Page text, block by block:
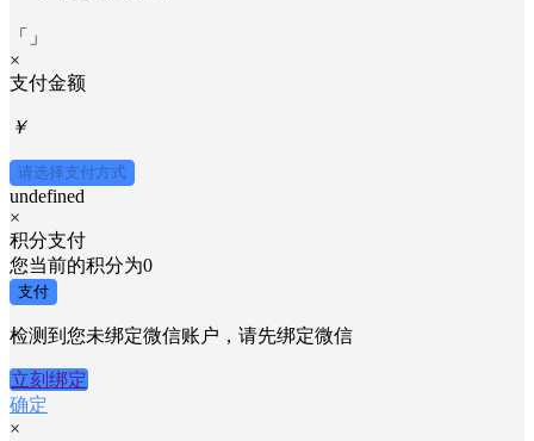
「
」
×
支付金额
￥
请选择支付方式
undefined
×
积分支付
您当前的积分为0
支付
检测到您未绑定微信账户，请先绑定微信
立刻绑定
确定
×